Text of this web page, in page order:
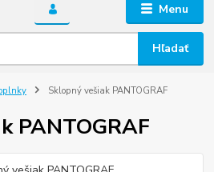
Menu
Hľadať
Sklopný vešiak PANTOGRAF
PANTOGRAF